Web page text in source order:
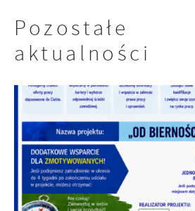
Pozostałe
aktualności